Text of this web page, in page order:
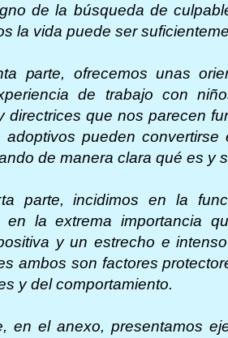
de la búsqueda de
la vida puede ser
parte, ofrecemos unas
de trabajo con
directrices que nos parecen
adoptivos pueden
de manera clara qué es y
parte, incidimos en la
en la extrema importancia
y un estrecho e
ambos son factores
y del comportamiento.
en el anexo, presentamos